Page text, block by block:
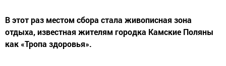
В этот раз местом сбора стала живописная зона
отдыха, известная жителям городка Камские Поляны
как «Тропа здоровья».